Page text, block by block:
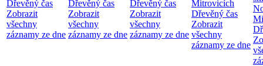
Dřevěný čas
Zobrazit
všechny
záznamy ze dne
Dřevěný čas
Zobrazit
všechny
záznamy ze dne
Dřevěný čas
Zobrazit
všechny
záznamy ze dne
Mitrovicích
Dřevěný čas
Zobrazit
všechny
záznamy ze dne